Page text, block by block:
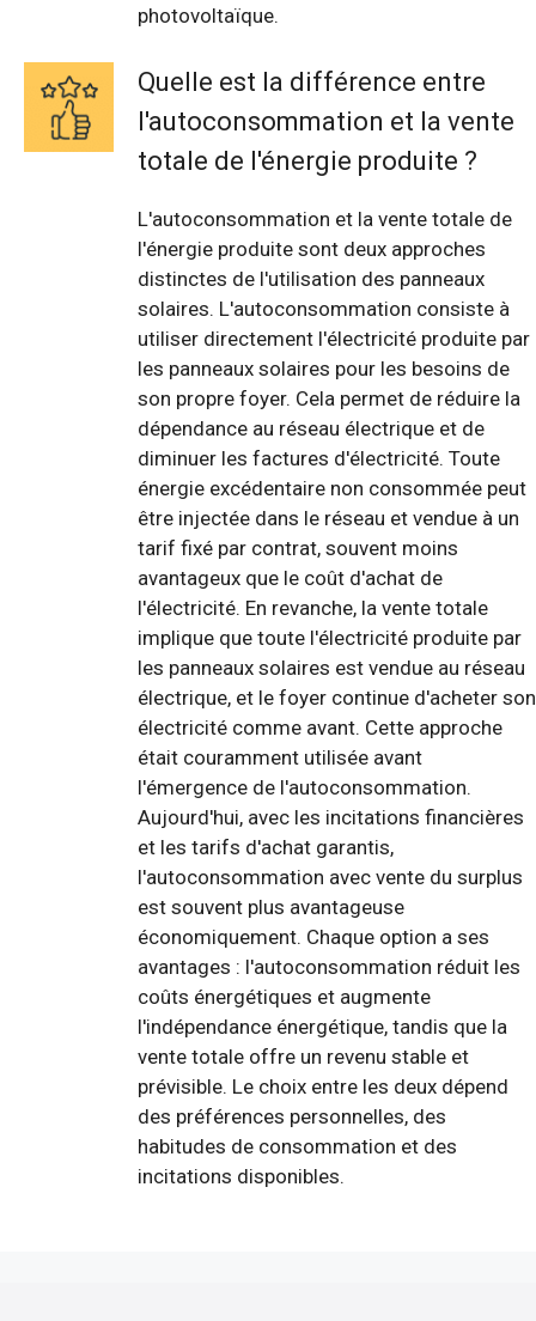
photovoltaïque.
Quelle est la différence entre
l'autoconsommation et la vente
totale de l'énergie produite ?
L'autoconsommation et la vente totale de
l'énergie produite sont deux approches
distinctes de l'utilisation des panneaux
solaires. L'autoconsommation consiste à
utiliser directement l'électricité produite par
les panneaux solaires pour les besoins de
son propre foyer. Cela permet de réduire la
dépendance au réseau électrique et de
diminuer les factures d'électricité. Toute
énergie excédentaire non consommée peut
être injectée dans le réseau et vendue à un
tarif fixé par contrat, souvent moins
avantageux que le coût d'achat de
l'électricité. En revanche, la vente totale
implique que toute l'électricité produite par
les panneaux solaires est vendue au réseau
électrique, et le foyer continue d'acheter son
électricité comme avant. Cette approche
était couramment utilisée avant
l'émergence de l'autoconsommation.
Aujourd'hui, avec les incitations financières
et les tarifs d'achat garantis,
l'autoconsommation avec vente du surplus
est souvent plus avantageuse
économiquement. Chaque option a ses
avantages : l'autoconsommation réduit les
coûts énergétiques et augmente
l'indépendance énergétique, tandis que la
vente totale offre un revenu stable et
prévisible. Le choix entre les deux dépend
des préférences personnelles, des
habitudes de consommation et des
incitations disponibles.